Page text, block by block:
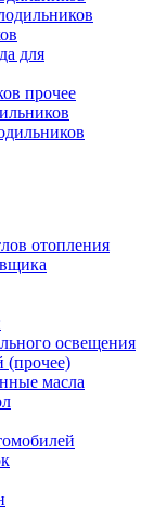
для
прочее
отопления
освещения
(прочее)
масла